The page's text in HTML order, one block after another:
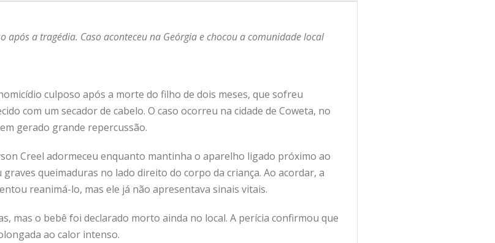
a tragédia. Caso aconteceu na Geórgia e chocou a comunidade local
culposo após a morte do filho de dois meses, que sofreu
com um secador de cabelo. O caso ocorreu na cidade de Coweta, no
gerado grande repercussão.
Creel adormeceu enquanto mantinha o aparelho ligado próximo ao
graves queimaduras no lado direito do corpo da criança. Ao acordar, a
reanimá-lo, mas ele já não apresentava sinais vitais.
mas o bebê foi declarado morto ainda no local. A perícia confirmou que
ao calor intenso.